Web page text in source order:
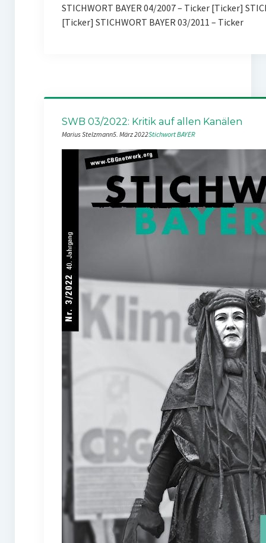
STICHWORT BAYER 04/2007 – Ticker [Ticker]
[Ticker] STICHWORT BAYER 03/2011 – Ticker
SWB 03/2022: Kritik auf allen Kanälen
Marius Stelzmann5. März 2022Stichwort BAYER